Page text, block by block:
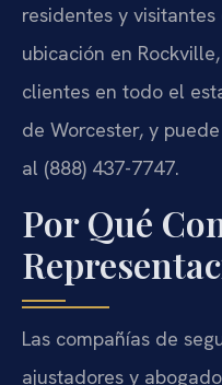
residentes y
ubicación en
clientes en todo el
de Worcester, y
al (888) 437-7747.
Por Qué
Las compañías de
ajustadores y